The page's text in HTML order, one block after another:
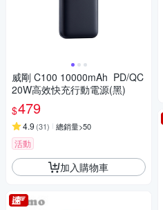
威剛 C100 10000mAh PD/QC
20W高效快充行動電源(黑)
$479
4.9 (31) 總銷量>50
活動
加入購物車